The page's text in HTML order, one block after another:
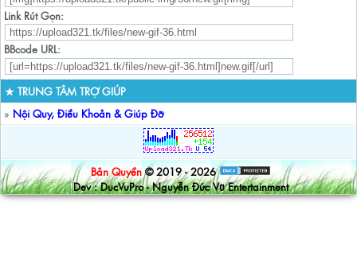
Link Rút Gọn:
BBcode URL:
★ TRUNG TÂM TRỢ GIÚP
» Nội Quy, Điều Khoản & Giúp Đỡ
Bản Quyền © 2019 - 2026
Dev : DucVuPro - Nguyễn Đức Vũ Entertainment